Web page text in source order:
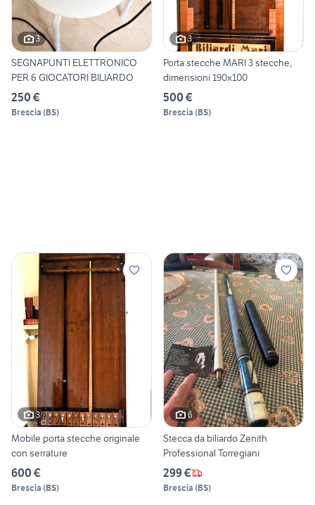
3
SEGNAPUNTI ELETTRONICO
PER 6 GIOCATORI BILIARDO
250 €
Brescia (BS)
3
Porta stecche MARI 3 stecche,
dimensioni 190x100
500 €
Brescia (BS)
3
Mobile porta stecche originale
con serrature
600 €
Brescia (BS)
6
Stecca da biliardo Zenith
Professional Torregiani
299 €
Brescia (BS)